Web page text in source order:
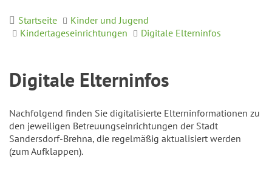
Startseite
Kinder und Jugend
Kindertageseinrichtungen
Digitale Elterninfos
Digitale Elterninfos
Nachfolgend finden Sie digitalisierte Elterninformationen zu
den jeweiligen Betreuungseinrichtungen der Stadt
Sandersdorf-Brehna, die regelmäßig aktualisiert werden
(zum Aufklappen).